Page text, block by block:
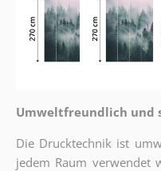
Umweltfreundlich und
Die Drucktechnik ist
jedem Raum verwendet